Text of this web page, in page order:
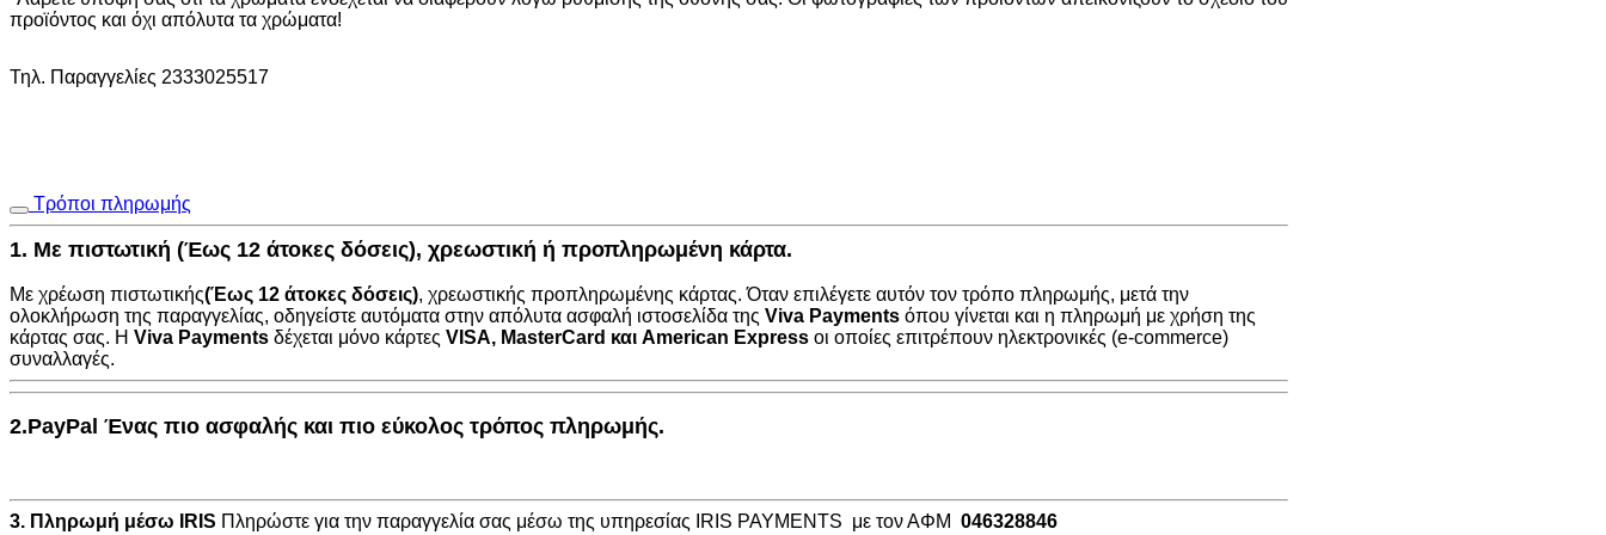
70Χ2400mm
προϊόντος και όχι απόλυτα τα χρώματα!
Τηλ. Παραγγελίες 2333025517
Τρόποι πληρωμής
1. Με πιστωτική (Έως 12 άτοκες δόσεις), χρεωστική ή προπληρωμένη κάρτα.
Με χρέωση πιστωτικής(Έως 12 άτοκες δόσεις), χρεωστικής προπληρωμένης κάρτας. Όταν επιλέγετε αυτόν τον τρόπο πληρωμής, μετά την
ολοκλήρωση της παραγγελίας, οδηγείστε αυτόματα στην απόλυτα ασφαλή ιστοσελίδα της Viva Payments όπου γίνεται και η πληρωμή με χρήση της
κάρτας σας. Η Viva Payments δέχεται μόνο κάρτες VISA, MasterCard και American Express οι οποίες επιτρέπουν ηλεκτρονικές (e-commerce)
συναλλαγές.
2.PayPal Ένας πιο ασφαλής και πιο εύκολος τρόπος πληρωμής.
3. Πληρωμή μέσω IRIS Πληρώστε για την παραγγελία σας μέσω της υπηρεσίας IRIS PAYMENTS με τον ΑΦΜ 046328846